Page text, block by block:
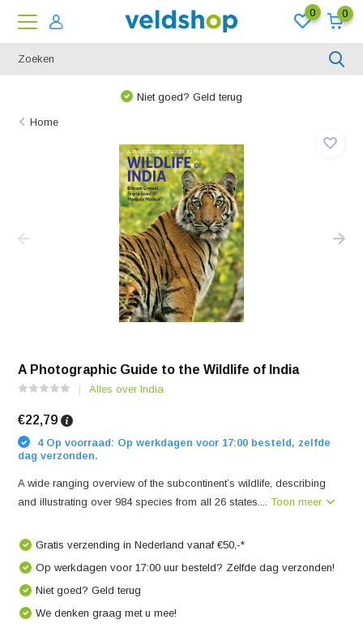
0 0
Niet goed? Geld terug
Home
A Photographic Guide to the Wildlife of India
Alles over India
€22,79
4 Op voorraad: Op werkdagen voor 17:00 besteld, zelfde
dag verzonden.
A wide ranging overview of the subcontinent’s wildlife, describing
and illustrating over 984 species from all 26 states....Toon meer
Gratis verzending in Nederland vanaf €50,-*
Op werkdagen voor 17:00 uur besteld? Zelfde dag verzonden!
Niet goed? Geld terug
We denken graag met u mee!